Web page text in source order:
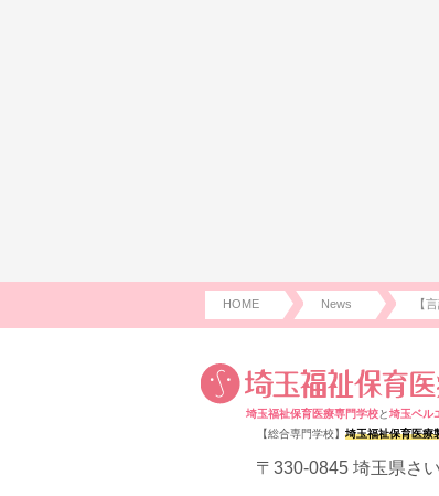
HOME News 【
埼玉福祉保育医療専門学校と埼玉ベル
【総合専門学校】 埼玉福祉保育医療
〒330-0845 埼玉県さ